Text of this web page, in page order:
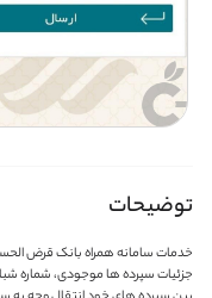
توضیحات
خدمات سامانه همراه بانک قرض
جزئیات سپرده ها موجودی، شماره